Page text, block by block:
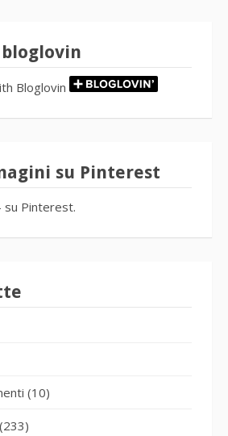
Bloglovin
su Pinterest
su Pinterest.
(10)
(233)